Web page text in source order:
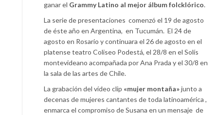
ganar el Grammy Latino al mejor álbum folcklórico.
La serie de presentaciones comenzó el 19 de agosto
de éste año en Argentina, en Tucumán. El 24 de
agosto en Rosario y continuara el 26 de agosto en el
platense teatro Coliseo Podestá, el 28/8 en el Solís
montevideano acompañada por Ana Prada y el 30/8 en
la sala de las artes de Chile.
La grabación del vídeo clip «mujer montaña»junto a
decenas de mujeres cantantes de toda latinoamérica ,
enmarca el compromiso de Susana en un mensaje de